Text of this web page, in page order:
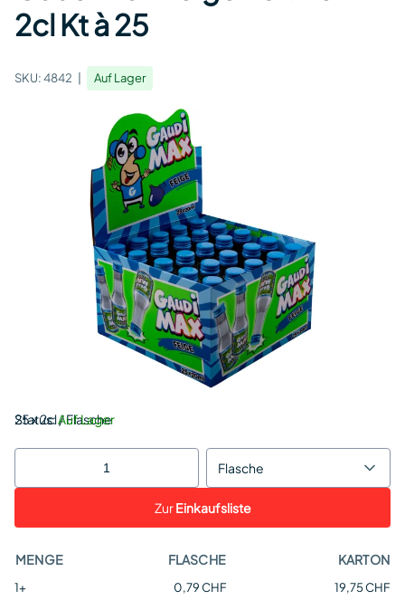
2cl Kt à 25
SKU:4842 Auf Lager
Status:Auf Lager
25 x 2cl / Flasche
Flasche
ZurEinkaufsliste
MENGE FLASCHE KARTON
1+ 0,79 CHF 19,75 CHF